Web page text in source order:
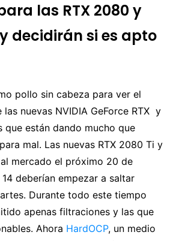
las RTX 2080 y
y decidirán si es apto
pollo sin cabeza para ver el
nuevas NVIDIA GeForce RTX y
que están dando mucho que
mal. Las nuevas RTX 2080 Ti y
mercado el próximo 20 de
deberían empezar a saltar
Durante todo este tiempo
apenas filtraciones y las que
Ahora HardOCP, un medio